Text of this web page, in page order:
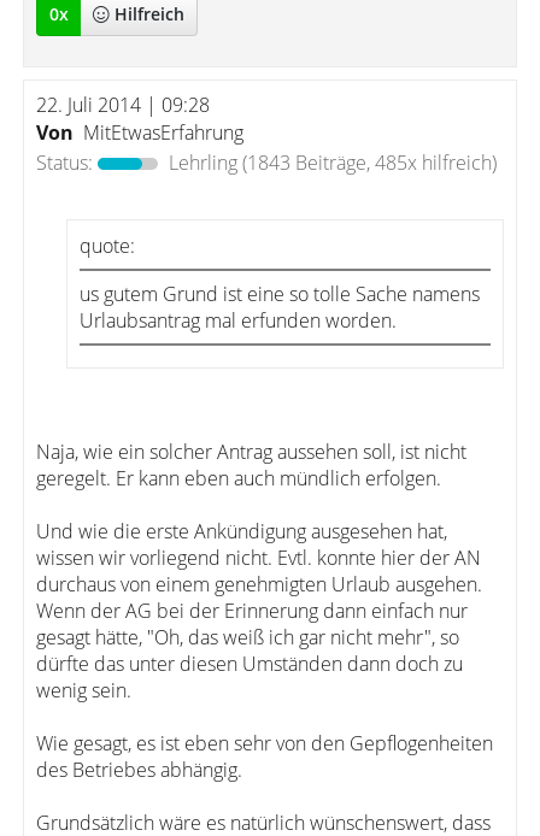
0x Hilfreich
22. Juli 2014 | 09:28
Von MitEtwasErfahrung
Status:
Lehrling(1843 Beiträge, 485x hilfreich)
quote:
us gutem Grund ist eine so tolle Sache namens
Urlaubsantrag mal erfunden worden.
Naja, wie ein solcher Antrag aussehen soll, ist nicht
geregelt. Er kann eben auch mündlich erfolgen.
Und wie die erste Ankündigung ausgesehen hat,
wissen wir vorliegend nicht. Evtl. konnte hier der AN
durchaus von einem genehmigten Urlaub ausgehen.
Wenn der AG bei der Erinnerung dann einfach nur
gesagt hätte, "Oh, das weiß ich gar nicht mehr", so
dürfte das unter diesen Umständen dann doch zu
wenig sein.
Wie gesagt, es ist eben sehr von den Gepflogenheiten
des Betriebes abhängig.
Grundsätzlich wäre es natürlich wünschenswert, dass